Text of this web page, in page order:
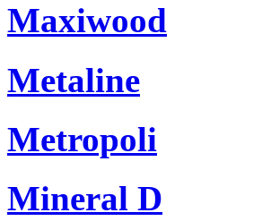
Maxiwood
Metaline
Metropoli
Mineral D